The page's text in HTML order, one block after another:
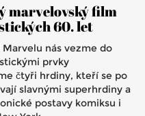
marvelovský film
60. let
nás vezme do
prvky
čtyři hrdiny, kteří se po
slavnými superhrdiny a
postavy komiksu i